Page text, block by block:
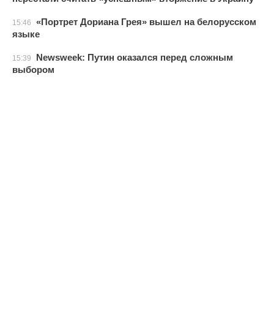
15:46
«Портрет Дориана Грея» вышел на белорусском
языке
15:39
Newsweek: Путин оказался перед сложным
выбором